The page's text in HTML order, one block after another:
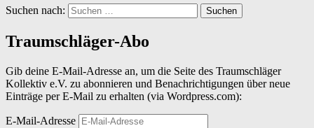
Suchen nach:
Traumschläger-Abo
Gib deine E-Mail-Adresse an, um die Seite des Traumschläger
Kollektiv e.V. zu abonnieren und Benachrichtigungen über neue
Einträge per E-Mail zu erhalten (via Wordpress.com):
E-Mail-Adresse